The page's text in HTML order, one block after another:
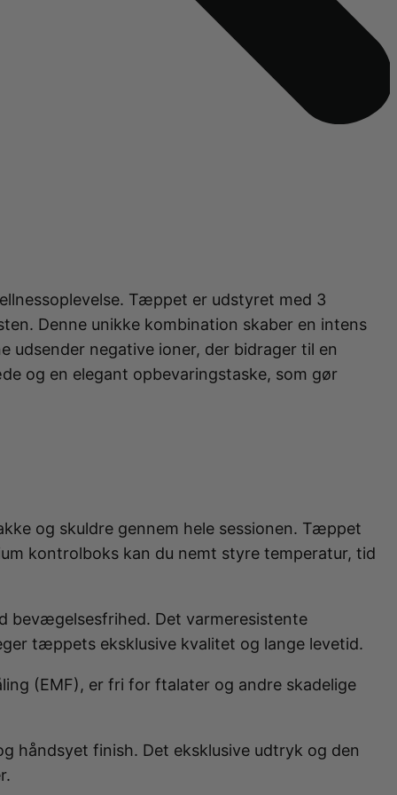
Infrarødt Sauna Bælte
Et saunatæppe giver naturlig smertelindring og
Infrarødt Sauna Bælte
Rundbørste - blow dry effect 45 mm
til dig, der ønsker det bedste til din
glattejern, krøllejern og andre beautyredskaber,
Tæppet er udstyret med 3
Denne unikke kombination skaber en intens
udsender negative ioner, der bidrager til en
og en elegant opbevaringstaske, som gør
og skuldre gennem hele sessionen. Tæppet
kontrolboks kan du nemt styre temperatur, tid
bevægelsesfrihed. Det varmeresistente
tæppets eksklusive kvalitet og lange levetid.
(EMF), er fri for ftalater og andre skadelige
håndsyet finish. Det eksklusive udtryk og den